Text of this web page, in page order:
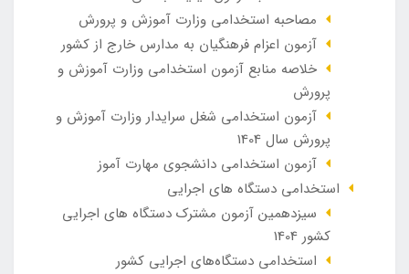
مصاحبه استخدامی وزارت آموزش و پرورش
آزمون اعزام فرهنگیان به مدارس خارج از کشور
خلاصه منابع آزمون استخدامی وزارت آموزش و
پرورش
آزمون استخدامی شغل سرایدار وزارت آموزش و
پرورش سال 1404
آزمون استخدامی دانشجوی مهارت آموز
استخدامی دستگاه های اجرایی
سیزدهمین آزمون مشترک دستگاه های اجرایی
کشور 1404
استخدامی دستگاه‌های اجرایی کشور